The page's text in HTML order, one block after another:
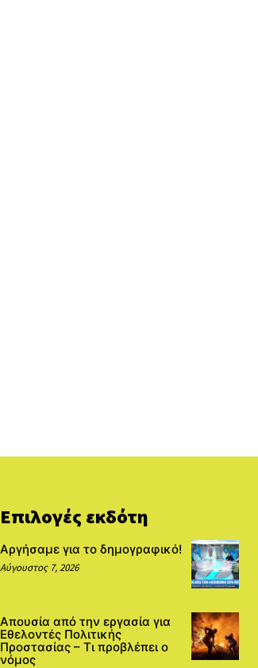
Επιλογές εκδότη
Αργήσαμε για το δημογραφικό!
Αύγουστος 7, 2026
Απουσία από την εργασία για
Εθελοντές Πολιτικής
Προστασίας – Τι προβλέπει ο
νόμος